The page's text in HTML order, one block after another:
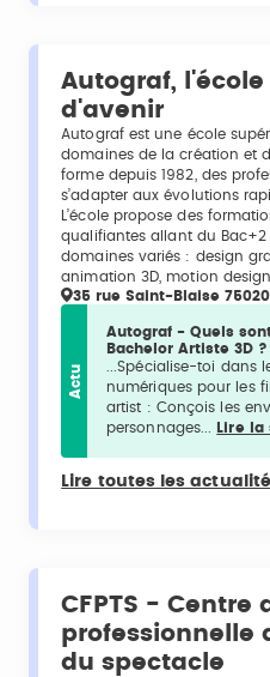
Autograf,
d'avenir
Autograf est une école
domaines de la création et
forme depuis 1982, des
s’adapter aux évolutions
L’école propose des
qualifiantes allant du
domaines variés : design
animation 3D, motion
35 rue Saint-Blaise
Actu
Autograf - Quels
Bachelor Artiste 3D ?
...Spécialise-toi dans
numériques pour les
artist : Conçois les
personnages...
Lire la
Lire toutes les
CFPTS - Centre
professionnelle
du spectacle